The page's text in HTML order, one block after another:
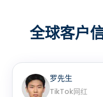
全球客户
罗先生
TikTok网红